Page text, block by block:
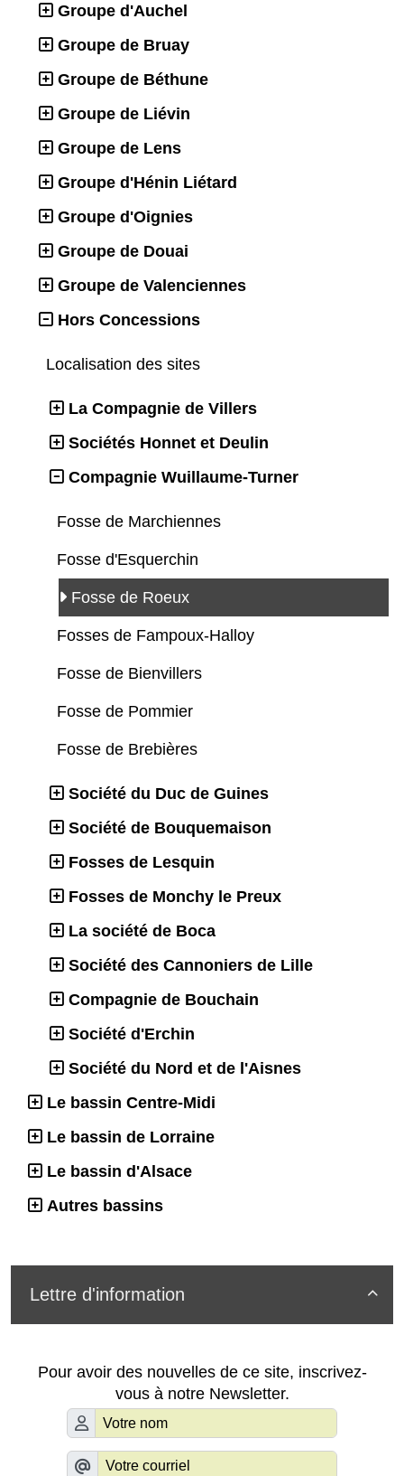
Groupe d'Auchel
Groupe de Bruay
Groupe de Béthune
Groupe de Liévin
Groupe de Lens
Groupe d'Hénin Liétard
Groupe d'Oignies
Groupe de Douai
Groupe de Valenciennes
Hors Concessions
Localisation des sites
La Compagnie de Villers
Sociétés Honnet et Deulin
Compagnie Wuillaume-Turner
Fosse de Marchiennes
Fosse d'Esquerchin
Fosse de Roeux
Fosses de Fampoux-Halloy
Fosse de Bienvillers
Fosse de Pommier
Fosse de Brebières
Société du Duc de Guines
Société de Bouquemaison
Fosses de Lesquin
Fosses de Monchy le Preux
La société de Boca
Société des Cannoniers de Lille
Compagnie de Bouchain
Société d'Erchin
Société du Nord et de l'Aisnes
Le bassin Centre-Midi
Le bassin de Lorraine
Le bassin d'Alsace
Autres bassins

Lettre d'information
Pour avoir des nouvelles de ce site, inscrivez-
vous à notre Newsletter.